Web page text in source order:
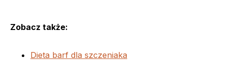
Zobacz także:
Dieta barf dla szczeniaka